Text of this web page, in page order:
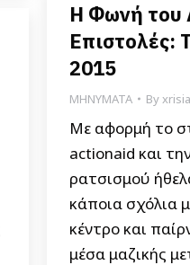
Η Φωνή του
Επιστολές:
2015
ΜΗΝΥΜΑΤΑ By
Με αφορμή το
actionaid και
ρατσισμού
κάποια σχόλια
κέντρο και
μέσα μαζικής